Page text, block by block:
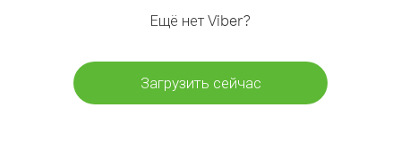
Ещё нет Viber?
Загрузить сейчас